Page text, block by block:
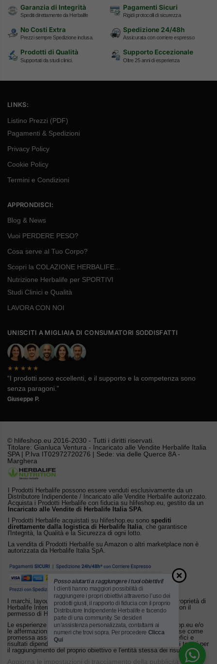
Garanzia di Integrità
Spediti direttamente da Herbalife
Pagamenti Sicuri
Rigidi protocolli di sicurezza
No Costi Extra
Prezzi sempre Spedizione inclusa.
Spedizione 24/48h
Assicurata con corriere espresso
Prodotti di Qualità
Supportati da studi clinici.
Supporto Eccezionale
Oltre 25 anni di esperienza
LINKS:
Listino Prezzi (PDF)
Pagamenti & Spedizioni
Privacy Policy
Cookie Policy
Termini e Condizioni
APPRONDISCI:
Blog & News
Vuoi PERDERE PESO?
Cosa serve al Tuo Corpo?
Scopri la COLAZIONE HERBALIFE…
Nutrizione Herbalife per SPORTIVI
Studi Clinici e Qualità
LAVORA CON NOI
UNISCITI A MIGLIAIA DI CONSUMATORI SODDISFATTI
★★★★★
“I prodotti sono eccellenti, e il supporto e la competenza sono
senza paragoni.”
Giuseppe P.
© hlifeshop.eu 2016-2030 - Tutti i diritti riservati.
Titolare: Gianluca Ventura - Incaricato alle Vendite Herbalife Italia
SPA | P.Iva IT02972720276 | Sede: via delle Querce 8A -
Marghera
I Prodotti Herbalife possono essere venduti esclusivamente da un
Distributore Indipendente / Incaricato alle Vendite Herbalife autorizzato.
Acquista i Prodotti Herbalife con fiducia su hlifeshop.eu, gestito da un
Incaricato alle Vendite di Herbalife Italia SPA.
I Prodotti Herbalife acquistati su hlifeshop.eu sono spediti
direttamente dalla logistica di Herbalife Italia, che garantisce
l'Integrità, la Qualità e la Sicurezza di ogni lotto.
La vendita di Prodotti Herbalife su Amazon o altri marketplace non è
autorizzata da Herbalife Italia SpA.
I marchi, layout e altri diritti di proprietà intellettuale sono di proprietà di
Herbalife International, Inc. o dei suoi licenziatari. Utilizzato con il
permesso di Herbalife.
Le esperienze personali di Consumatori pubblicate su hlifeshop.eu e/o
le affermazioni sui prodotti Herbalife non possono essere intese come
promessa assoluta di risultato. Ogni individuo è diverso: benefici e
risultati dipendono da fattori personali che rendono soggettivi i tempi per
il raggiungimento del proprio obiettivo e l'entità stessa dei risultati.
Aggiorna le impostazioni di tracciamento della pubblicità
Posso aiutarti a raggiungere i tuoi obiettivi!
I clienti hanno maggiori possibilità di
raggiungere i propri obiettivi attraverso l’uso dei
prodotti giusti, il rapporto di fiducia con il proprio
Distributore Indipendente Herbalife e facendo
parte di una community. Se desideri
un’assistenza personalizzata, contattami ai
numeri che trovi sopra. Per procedere Clicca
Qui